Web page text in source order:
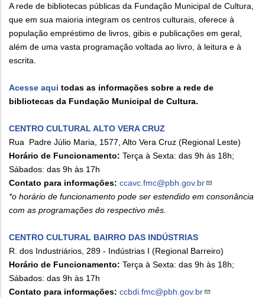
A rede de bibliotecas públicas da Fundação Municipal de Cultura,
que em sua maioria integram os centros culturais, oferece à
população empréstimo de livros, gibis e publicações em geral,
além de uma vasta programação voltada ao livro, à leitura e à
escrita.
Acesse aqui todas as informações sobre a rede de
bibliotecas da Fundação Municipal de Cultura.
CENTRO CULTURAL ALTO VERA CRUZ
Rua Padre Júlio Maria, 1577, Alto Vera Cruz (Regional Leste)
Horário de Funcionamento: Terça à Sexta: das 9h às 18h;
Sábados: das 9h às 17h
Contato para informações: ccavc.fmc@pbh.gov.br
*o horário de funcionamento pode ser estendido em consonância
com as programações do respectivo mês.
CENTRO CULTURAL BAIRRO DAS INDÚSTRIAS
R. dos Industriários, 289 - Indústrias I (Regional Barreiro)
Horário de Funcionamento: Terça à Sexta: das 9h às 18h;
Sábados: das 9h às 17h
Contato para informações: ccbdi.fmc@pbh.gov.br